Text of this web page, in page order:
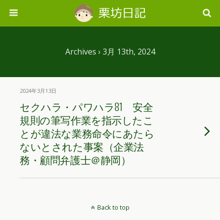
Archives › 3月 13th, 2024
2024年3月13日
セクハラ・パワハラ81 安全
規則の筆写作業を指示したこ
とが違法な業務命令にあたら
ないとされた事案（企業法
務・顧問弁護士＠静岡）
Back to top